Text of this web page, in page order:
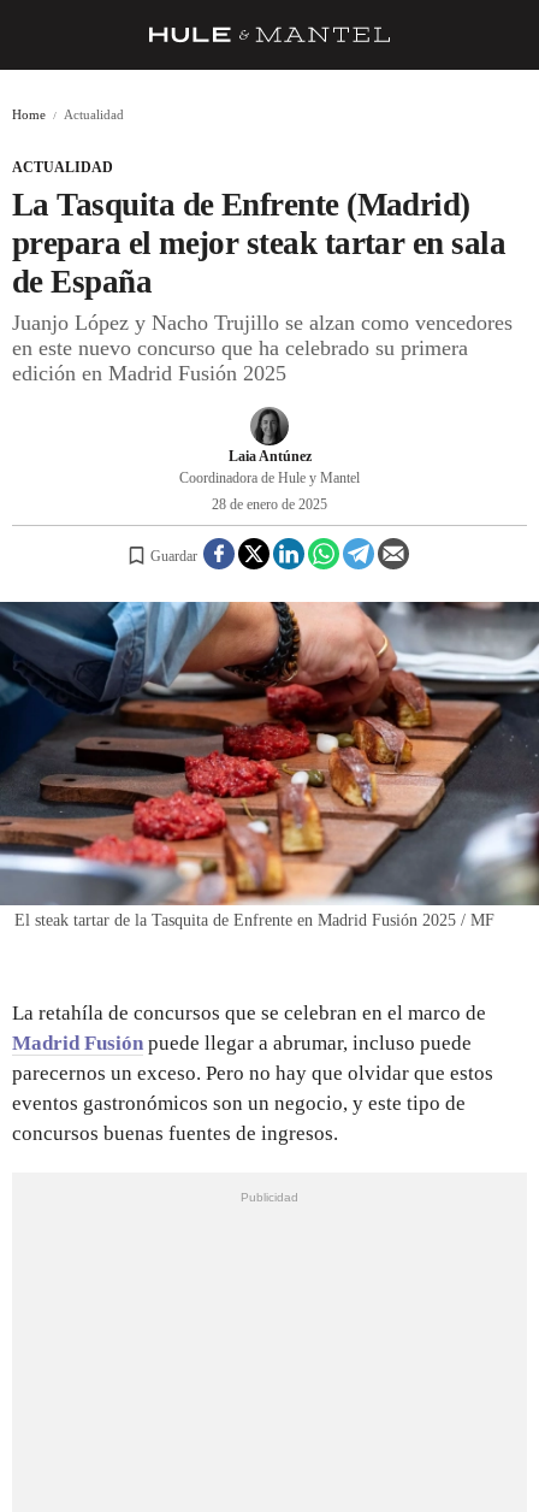
BARRAS Y ESTRELLAS
DÓNDE COMER
ÍDOLOS DE MESAS
CUADERNO DE VIAJE
REGISTRO
INICIAR SESIÓN
Home Actualidad
ACTUALIDAD
La Tasquita de Enfrente (Madrid)
prepara el mejor steak tartar en sala
de España
Juanjo López y Nacho Trujillo se alzan como vencedores
en este nuevo concurso que ha celebrado su primera
edición en Madrid Fusión 2025
Laia Antúnez
Coordinadora de Hule y Mantel
28 de enero de 2025
Guardar
El steak tartar de la Tasquita de Enfrente en Madrid Fusión 2025 / MF
La retahíla de concursos que se celebran en el marco de
Madrid Fusión puede llegar a abrumar, incluso puede
parecernos un exceso. Pero no hay que olvidar que estos
eventos gastronómicos son un negocio, y este tipo de
concursos buenas fuentes de ingresos.